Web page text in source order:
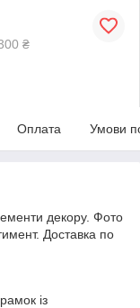
₴
Оплата Умови
декору. Фото
Доставка по
із